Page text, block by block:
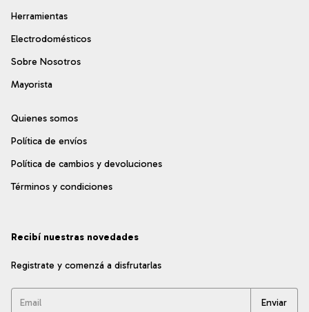
Herramientas
Electrodomésticos
Sobre Nosotros
Mayorista
Quienes somos
Política de envíos
Política de cambios y devoluciones
Términos y condiciones
Recibí nuestras novedades
Registrate y comenzá a disfrutarlas